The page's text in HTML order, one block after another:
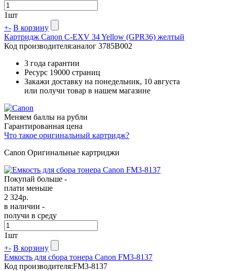
1шт
+- В корзину
Картридж Canon C-EXV 34 Yellow (GPR36) желтый
Код производителя:аналог 3785B002
3 года гарантии
Ресурс 19000 страниц
Закажи доставку на понедельник, 10 августа
или получи товар в нашем магазине
Меняем баллы на рубли
Гарантированная цена
Что такое оригинальный картридж?
Canon Оригинальные картриджи
Покупай больше -
плати меньше
2 324р.
в наличии -
получи в среду
1шт
+- В корзину
Емкость для сбора тонера Canon FM3-8137
Код производителя:FM3-8137